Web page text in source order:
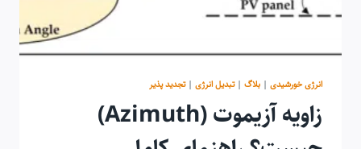
انرژی خورشیدی | بلاگ |تبدیل انرژی |تجدید پذیر
زاویه آزیموت (Azimuth)